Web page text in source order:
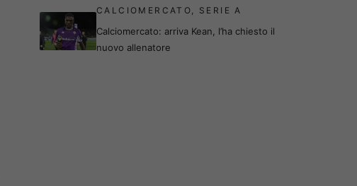
CALCIOMERCATO, SERIE A
Calciomercato: arriva Kean, l’ha chiesto il
nuovo allenatore